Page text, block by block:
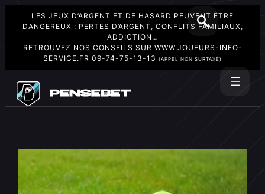
LES JEUX D’ARGENT ET DE HASARD PEUVENT ÊTRE
DANGEREUX : PERTES D’ARGENT, CONFLITS FAMILIAUX,
ADDICTION…
RETROUVEZ NOS CONSEILS SUR WWW.JOUEURS-INFO-
SERVICE.FR 09-74-75-13-13 (APPEL NON SURTAXÉ)
contenu